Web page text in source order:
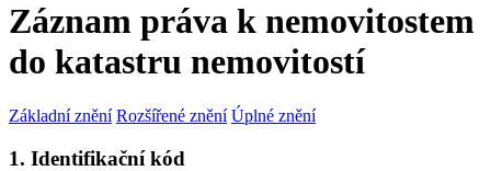
Záznam práva k nemovitostem
do katastru nemovitostí
Základní znění Rozšířené znění Úplné znění
1. Identifikační kód